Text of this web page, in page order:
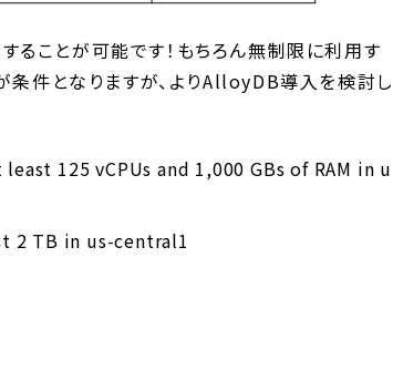
ことが可能です！もちろん無制限に利用す
条件となりますが、よりAlloyDB導入を検討し
125 vCPUs and 1,000 GBs of RAM in u
2 TB in us-central1